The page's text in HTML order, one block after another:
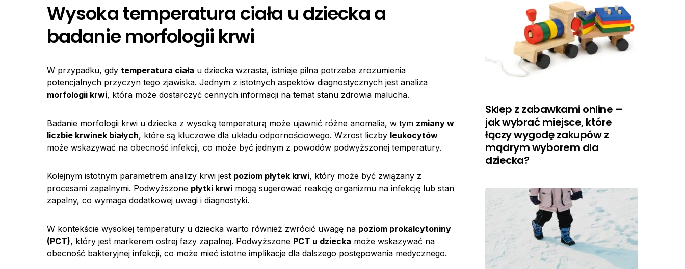
Wysoka temperatura ciała u dziecka a
badanie morfologii krwi
W przypadku, gdy temperatura ciała u dziecka wzrasta, istnieje pilna potrzeba zrozumienia
potencjalnych przyczyn tego zjawiska. Jednym z istotnych aspektów diagnostycznych jest analiza
morfologii krwi, która może dostarczyć cennych informacji na temat stanu zdrowia malucha.
Badanie morfologii krwi u dziecka z wysoką temperaturą może ujawnić różne anomalia, w tym zmiany w
liczbie krwinek białych, które są kluczowe dla układu odpornościowego. Wzrost liczby leukocytów
może wskazywać na obecność infekcji, co może być jednym z powodów podwyższonej temperatury.
Kolejnym istotnym parametrem analizy krwi jest poziom płytek krwi, który może być związany z
procesami zapalnymi. Podwyższone płytki krwi mogą sugerować reakcję organizmu na infekcję lub stan
zapalny, co wymaga dodatkowej uwagi i diagnostyki.
W kontekście wysokiej temperatury u dziecka warto również zwrócić uwagę na poziom prokalcytoniny
(PCT), który jest markerem ostrej fazy zapalnej. Podwyższone PCT u dziecka może wskazywać na
obecność bakteryjnej infekcji, co może mieć istotne implikacje dla dalszego postępowania medycznego.
Sklep z zabawkami online –
jak wybrać miejsce, które
łączy wygodę zakupów z
mądrym wyborem dla
dziecka?